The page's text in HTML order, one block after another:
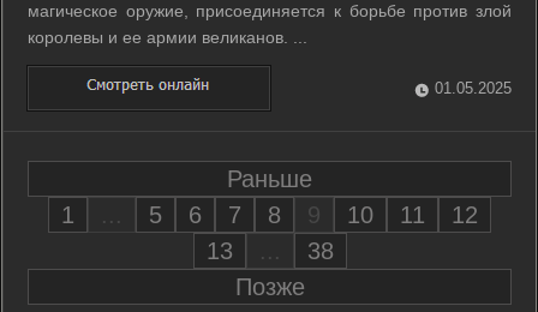
магическое оружие, присоединяется к борьбе против злой
королевы и ее армии великанов. ...
01.05.2025
Раньше
1
... 5 6 7 8 9 10 11
12
13
...
38
Позже